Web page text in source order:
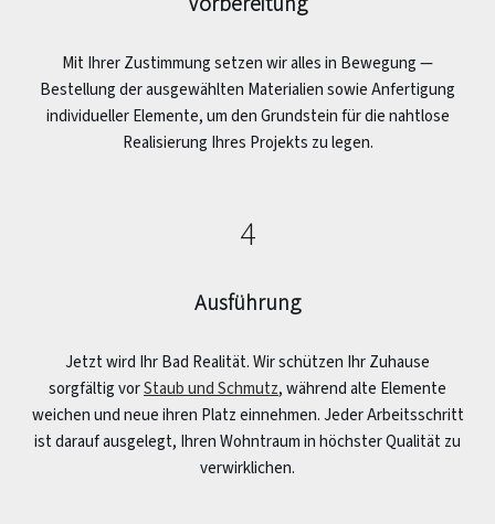
Mit Ihrer Zustimmung setzen wir alles in Bewegung —
Bestellung der ausgewählten Materialien sowie Anfertigung
individueller Elemente, um den Grundstein für die nahtlose
Realisierung Ihres Projekts zu legen.
4
Ausführung
Jetzt wird Ihr Bad Realität. Wir schützen Ihr Zuhause
sorgfältig vorStaub und Schmutz, während alte Elemente
weichen und neue ihren Platz einnehmen. Jeder Arbeitsschritt
ist darauf ausgelegt, Ihren Wohntraum in höchster Qualität zu
verwirklichen.